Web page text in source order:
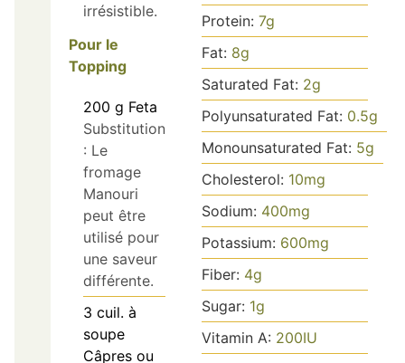
irrésistible.
Pour le
Topping
200 g Feta
Substitution
: Le
fromage
Manouri
peut être
utilisé pour
une saveur
différente.
3 cuil. à
soupe
Câpres ou
Protein: 7g
Fat: 8g
Saturated Fat: 2g
Polyunsaturated Fat: 0.5g
Monounsaturated Fat: 5g
Cholesterol: 10mg
Sodium: 400mg
Potassium: 600mg
Fiber: 4g
Sugar: 1g
Vitamin A: 200IU